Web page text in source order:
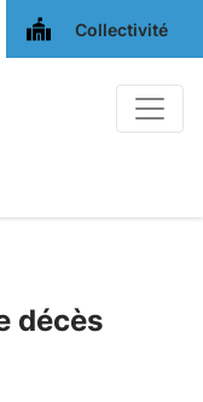
Collectivité
décès